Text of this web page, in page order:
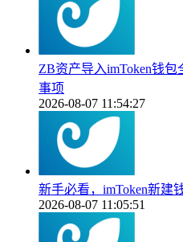
ZB资产导入imToken钱
事项
2026-08-07 11:54:27
新手必看，imToken新建
2026-08-07 11:05:51